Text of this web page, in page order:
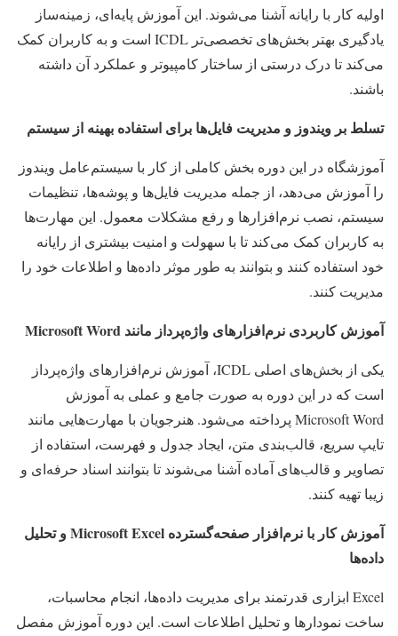
اولیه کار با رایانه آشنا می‌شوند. این آموزش پایه‌ای، زمینه‌ساز
یادگیری بهتر بخش‌های تخصصی‌تر ICDL است و به کاربران کمک
می‌کند تا درک درستی از ساختار کامپیوتر و عملکرد آن داشته
باشند.
تسلط بر ویندوز و مدیریت فایل‌ها برای استفاده بهینه از سیستم
آموزشگاه در این دوره بخش کاملی از کار با سیستم‌عامل ویندوز
را آموزش می‌دهد، از جمله مدیریت فایل‌ها و پوشه‌ها، تنظیمات
سیستم، نصب نرم‌افزارها و رفع مشکلات معمول. این مهارت‌ها
به کاربران کمک می‌کند تا با سهولت و امنیت بیشتری از رایانه
خود استفاده کنند و بتوانند به طور موثر داده‌ها و اطلاعات خود را
مدیریت کنند.
آموزش کاربردی نرم‌افزارهای واژه‌پرداز مانند
یکی از بخش‌های اصلی ICDL، آموزش نرم‌افزارهای واژه‌پرداز
است که در این دوره به صورت جامع و عملی به آموزش
Microsoft Word پرداخته می‌شود. هنرجویان با مهارت‌هایی مانند
تایپ سریع، قالب‌بندی متن، ایجاد جدول و فهرست، استفاده از
تصاویر و قالب‌های آماده آشنا می‌شوند تا بتوانند اسناد حرفه‌ای و
زیبا تهیه کنند.
آموزش کار با نرم‌افزار صفحه‌گسترده
و تحلیل
داده‌ها
Excel ابزاری قدرتمند برای مدیریت داده‌ها، انجام محاسبات،
ساخت نمودارها و تحلیل اطلاعات است. این دوره آموزش مفصل